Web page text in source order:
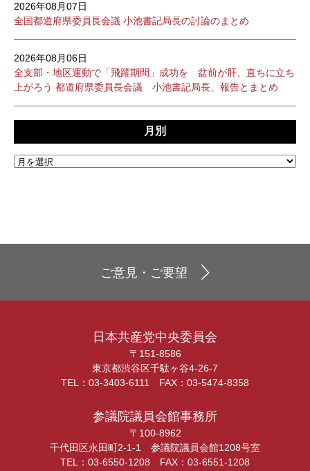
2026年08月07日
全国都道府県委員長会議 小池書記局長の討論のまとめ
2026年08月06日
全支部・地区運動で「飛躍期間」成功を 盆前が肝、直ちに立ち
上がろう 都道府県委員長会議 小池書記局長、報告とまとめ
月別
ご意見・ご要望
日本共産党中央委員会
〒151-8586
東京都渋谷区千駄ヶ谷4-26-7
TEL：03-3403-6111 FAX：03-5474-8358
参議院議員会館事務所
〒100-8962
千代田区永田町2-1-1 参議院議員会館1208号室
TEL：03-6550-1208 FAX：03-6551-1208